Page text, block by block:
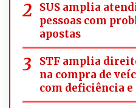
SUS amplia
pessoas com
apostas
STF amplia
na compra de
com deficiência